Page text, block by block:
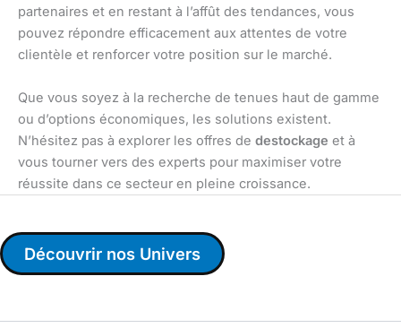
partenaires et en restant à l’affût des tendances, vous
pouvez répondre efficacement aux attentes de votre
clientèle et renforcer votre position sur le marché.
Que vous soyez à la recherche de tenues haut de gamme
ou d’options économiques, les solutions existent.
N’hésitez pas à explorer les offres de destockage et à
vous tourner vers des experts pour maximiser votre
réussite dans ce secteur en pleine croissance.
Découvrir nos Univers